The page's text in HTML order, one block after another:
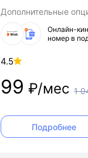
Дополнительные
Онлайн-
номер в
4.5
99 ₽/мес 1
Подробнее